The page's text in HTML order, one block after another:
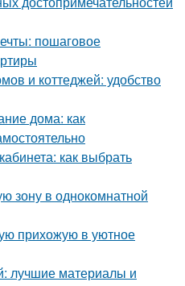
пошаговое
и коттеджей: удобство
дома: как
как выбрать
зону в однокомнатной
прихожую в уютное
лучшие материалы и